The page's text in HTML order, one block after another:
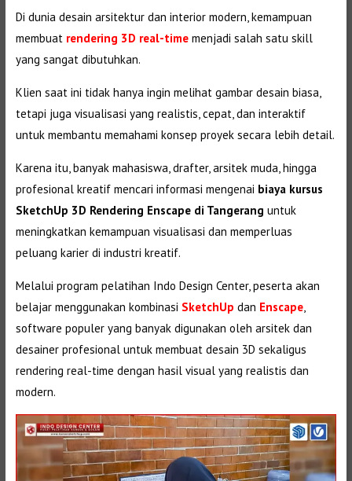
Di dunia desain arsitektur dan interior modern, kemampuan
membuat rendering 3D real-timemenjadi salah satu skill
yang sangat dibutuhkan.
Klien saat ini tidak hanya ingin melihat gambar desain biasa,
tetapi juga visualisasi yang realistis, cepat, dan interaktif
untuk membantu memahami konsep proyek secara lebih detail.
Karena itu, banyak mahasiswa, drafter, arsitek muda, hingga
profesional kreatif mencari informasi mengenai biaya kursus
SketchUp 3D Rendering Enscape di Tangerang untuk
meningkatkan kemampuan visualisasi dan memperluas
peluang karier di industri kreatif.
Melalui program pelatihan Indo Design Center, peserta akan
belajar menggunakan kombinasi SketchUp dan Enscape,
software populer yang banyak digunakan oleh arsitek dan
desainer profesional untuk membuat desain 3D sekaligus
rendering real-time dengan hasil visual yang realistis dan
modern.